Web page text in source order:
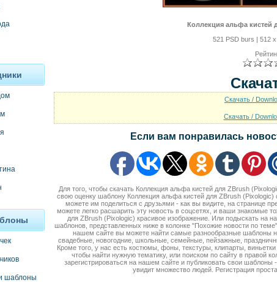
шаблоны
Коллекция альфа кистей
521 PSD burs | 512
Скачать /
Скачать /
Если вам понравилась
Для того, чтобы скачать Коллекция альфа кистей для ZBrush
свою оценку шаблону Коллекция альфа кистей для ZBrush
можете им поделиться с друзьями - как вы видите, на странице
можете легко расшарить эту новость в соцсетях, и ваши знакомые
для ZBrush (Pixologic) красивое изображение. Или подыскать на
шаблонов, представленных ниже в колонке "Похожие новости по
нашем сайте вы можете найти самые разнообразные шаблоны
свадебные, новогодние, школьные, семейные, пейзажные,
Кроме того, у нас есть костюмы, фоны, текстуры, клипарты,
чтобы найти нужную тематику, или поиском по сайту в правой
зарегистрироваться на нашем сайте и публиковать свои
увидит множество людей. Регистрация